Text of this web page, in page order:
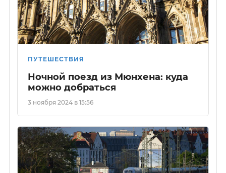
ПУТЕШЕСТВИЯ
Ночной поезд из Мюнхена: куда
можно добраться
3 ноября 2024 в 15:56